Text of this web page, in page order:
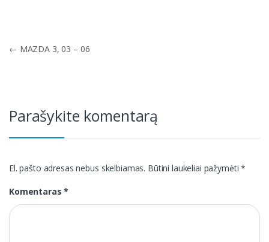
Navigacija
← MAZDA 3, 03 – 06
Parašykite komentarą
El. pašto adresas nebus skelbiamas. Būtini laukeliai pažymėti*
Komentaras*